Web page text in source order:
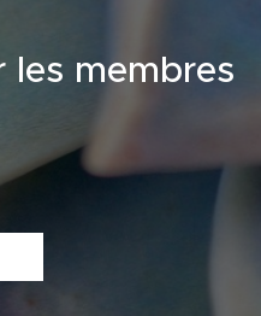
les membres